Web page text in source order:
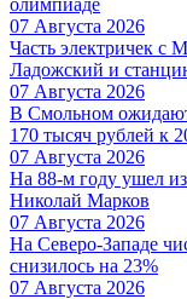
07 Августа 2026
Часть электричек с
Ладожский и
07 Августа 2026
В Смольном ожидают
170 тысяч рублей к
07 Августа 2026
На 88-м году ушел
Николай Марков
07 Августа 2026
На Северо-Западе
снизилось на 23%
07 Августа 2026